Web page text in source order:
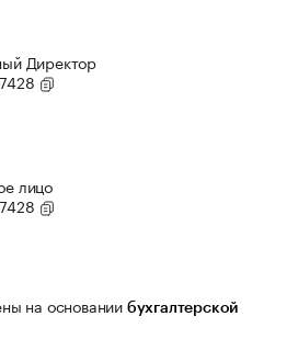
Директор
лицо
на основании бухгалтерской